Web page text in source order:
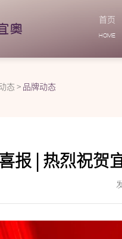
首页
HOME
态 > 品牌动态
报 | 热烈祝